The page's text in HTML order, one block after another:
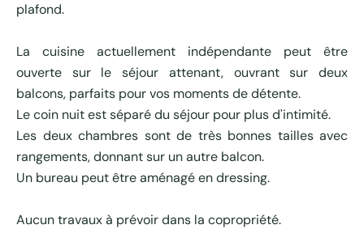
plafond.
La cuisine actuellement indépendante peut être
ouverte sur le séjour attenant, ouvrant sur deux
balcons, parfaits pour vos moments de détente.
Le coin nuit est séparé du séjour pour plus d'intimité.
Les deux chambres sont de très bonnes tailles avec
rangements, donnant sur un autre balcon.
Un bureau peut être aménagé en dressing.
Aucun travaux à prévoir dans la copropriété.